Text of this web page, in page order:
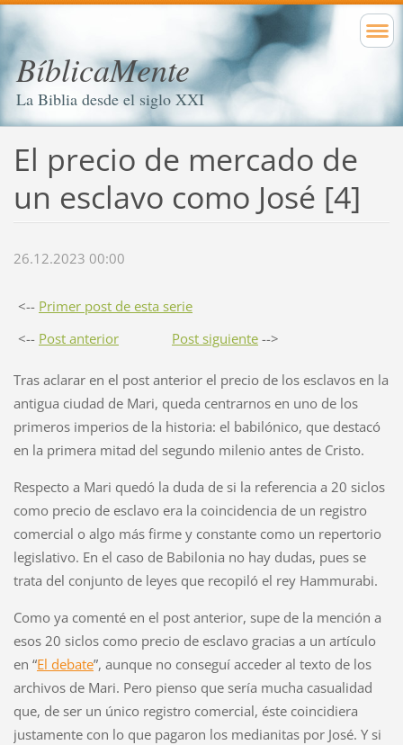
BíblicaMente
La Biblia desde el siglo XXI
El precio de mercado de
un esclavo como José [4]
26.12.2023 00:00
<-- Primer post de esta serie
<-- Post anterior Post siguiente-->
Tras aclarar en el post anterior el precio de los esclavos en la
antigua ciudad de Mari, queda centrarnos en uno de los
primeros imperios de la historia: el babilónico, que destacó
en la primera mitad del segundo milenio antes de Cristo.
Respecto a Mari quedó la duda de si la referencia a 20 siclos
como precio de esclavo era la coincidencia de un registro
comercial o algo más firme y constante como un repertorio
legislativo. En el caso de Babilonia no hay dudas, pues se
trata del conjunto de leyes que recopiló el rey Hammurabi.
Como ya comenté en el post anterior, supe de la mención a
esos 20 siclos como precio de esclavo gracias a un artículo
en “El debate”, aunque no conseguí acceder al texto de los
archivos de Mari. Pero pienso que sería mucha casualidad
que, de ser un único registro comercial, éste coincidiera
justamente con lo que pagaron los medianitas por José. Y si